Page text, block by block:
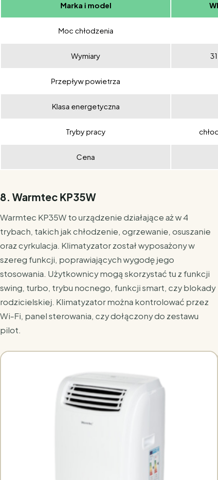
Marka i model
Moc chłodzenia
Wymiary
Przepływ powietrza
Klasa energetyczna
Tryby pracy
Cena
8. Warmtec KP35W
Warmtec KP35W to urządzenie działające aż w 4
trybach, takich jak chłodzenie, ogrzewanie, osuszanie
oraz cyrkulacja. Klimatyzator został wyposażony w
szereg funkcji, poprawiających wygodę jego
stosowania. Użytkownicy mogą skorzystać tu z funkcji
swing, turbo, trybu nocnego, funkcji smart, czy blokady
rodzicielskiej. Klimatyzator można kontrolować przez
Wi-Fi, panel sterowania, czy dołączony do zestawu
pilot.